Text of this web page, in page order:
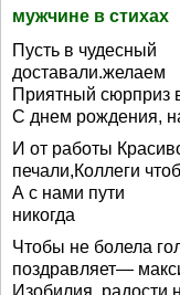
мужчине в стихах
Пусть в чудесный
доставали.желаем
Приятный сюрприз
С днем рождения,
И от работы
печали,Коллеги
А с нами пути
никогда
Чтобы не болела
поздравляет—
Изобилия, радости